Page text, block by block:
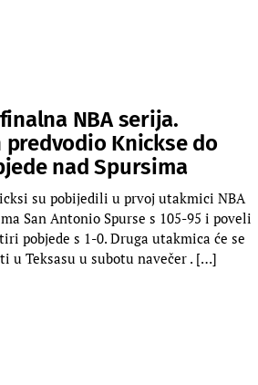
NBA serija.
predvodio Knickse do
nad Spursima
su pobijedili u prvoj utakmici NBA
San Antonio Spurse s 105-95 i poveli
pobjede s 1-0. Druga utakmica će se
u Teksasu u subotu navečer . […]